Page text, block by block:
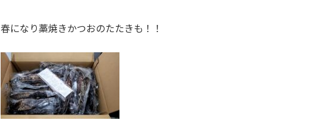
春になり藁焼きかつおのたたきも！！